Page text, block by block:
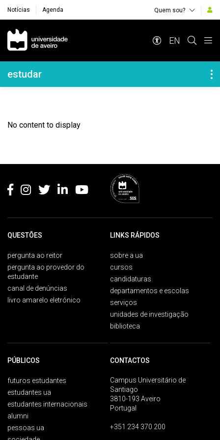
Notícias Agenda Quem sou?
Navegação Principal
EN
Navegação Lateral
estudar
No content to display
QUESTÕES
pergunta ao reitor
pergunta ao provedor do
estudante
canal de denúncias
livro amarelo eletrónico
LINKS RÁPIDOS
sobre a ua
cursos
candidaturas
departamentos e escolas
serviços
unidades de investigação
biblioteca
PÚBLICOS
futuros estudantes
estudantes ua
estudantes internacionais
alumni
pessoas ua
CONTACTOS
Campus Universitário de
Santiago
3810-193 Aveiro
Portugal
+351 234 370 200